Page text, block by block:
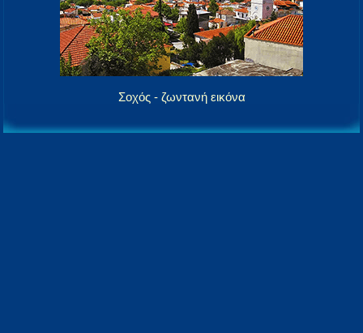
Σοχός - ζωντανή εικόνα